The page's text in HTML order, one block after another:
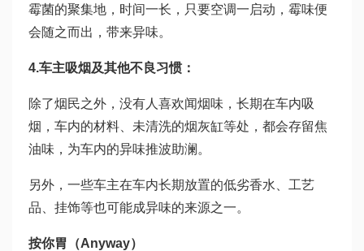
霉菌的聚集地，时间一长，只要空调一启动，霉味便
会随之而出，带来异味。
4.车主吸烟及其他不良习惯：
除了烟民之外，没有人喜欢闻烟味，长期在车内吸
烟，车内的材料、未清洗的烟灰缸等处，都会存留焦
油味，为车内的异味推波助澜。
另外，一些车主在车内长期放置的低劣香水、工艺
品、挂饰等也可能成异味的来源之一。
按你胃（Anyway）